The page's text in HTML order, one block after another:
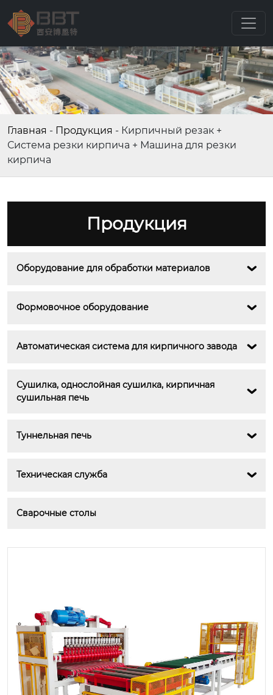
Главная - Продукция - Кирпичный резак +
Система резки кирпича + Машина для резки
кирпича
Продукция
Оборудование для обработки материалов 
Формовочное оборудование 
Автоматическая система для кирпичного завода 
Сушилка, однослойная сушилка, кирпичная
сушильная печь

Туннельная печь 
Техническая служба 
Сварочные столы